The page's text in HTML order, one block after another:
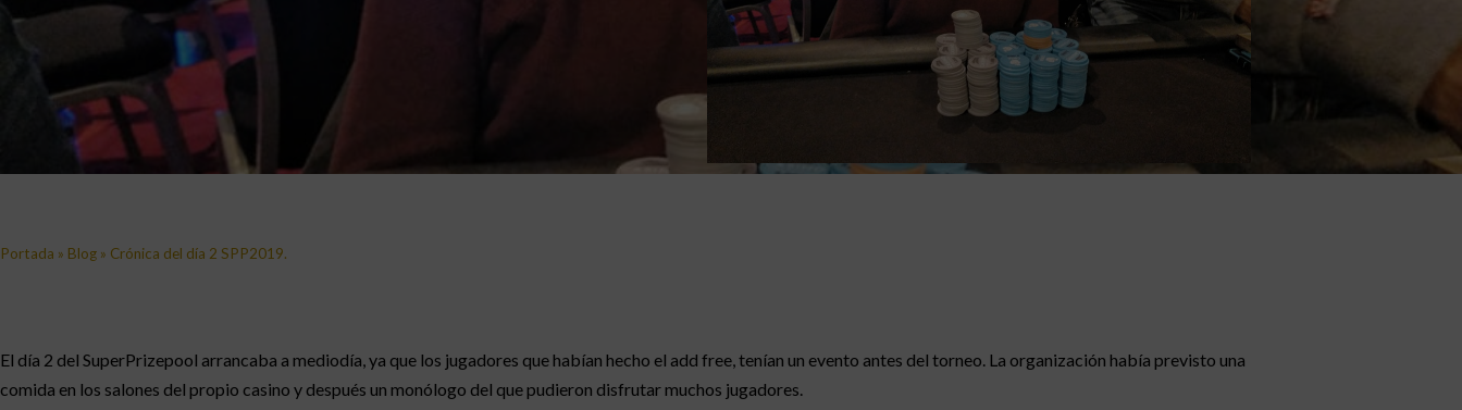
Portada » Blog » Crónica del día 2 SPP2019.
El día 2 del SuperPrizepool arrancaba a mediodía, ya que los jugadores que habían hecho el add free, tenían un evento antes del torneo. La organización había previsto una
comida en los salones del propio casino y después un monólogo del que pudieron disfrutar muchos jugadores.